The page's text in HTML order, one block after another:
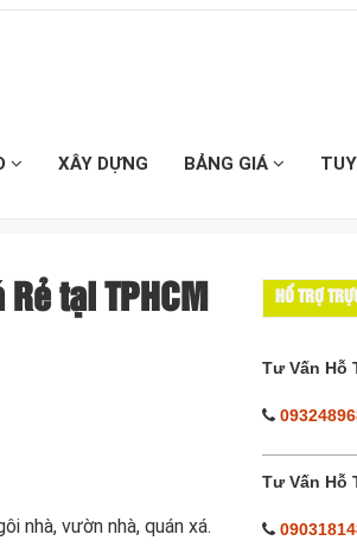
XÂY DỰNG BẢNG GIÁ
tại TPHCM
nhà, vườn nhà, quán xá.
HỔ TRỢ
Tư Vấn Hỗ
Tư Vấn Hỗ